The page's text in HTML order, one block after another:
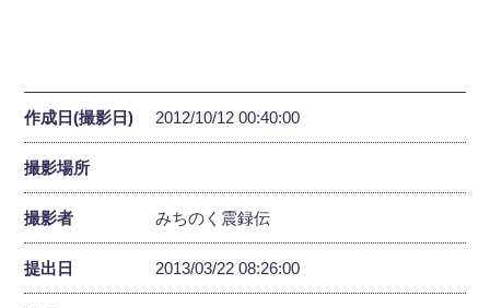
作成日(撮影日) 2012/10/12 00:40:00
撮影場所
撮影者 みちのく震録伝
提出日 2013/03/22 08:26:00